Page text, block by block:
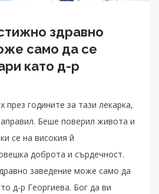
здравно
само да се
като д-р
през годините за тази лекарка,
Беше поверил живота и
се на високия й
доброта и сърдечност.
заведение може само да
д-р Георгиева. Бог да ви